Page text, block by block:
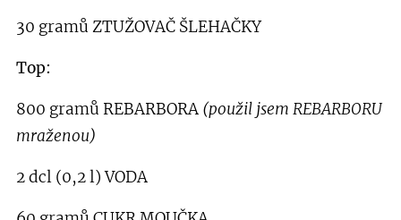
30 gramů ZTUŽOVAČ ŠLEHAČKY
Top:
800 gramů REBARBORA (použil jsem REBARBORU
mraženou)
2 dcl (0,2 l) VODA